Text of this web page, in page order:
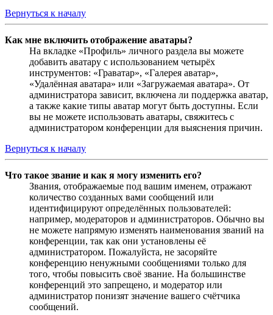
Вернуться к началу
Как мне включить отображение аватары?
На вкладке «Профиль» личного раздела вы можете
добавить аватару с использованием четырёх
инструментов: «Граватар», «Галерея аватар»,
«Удалённая аватара» или «Загружаемая аватара». От
администратора зависит, включена ли поддержка аватар,
а также какие типы аватар могут быть доступны. Если
вы не можете использовать аватары, свяжитесь с
администратором конференции для выяснения причин.
Вернуться к началу
Что такое звание и как я могу изменить его?
Звания, отображаемые под вашим именем, отражают
количество созданных вами сообщений или
идентифицируют определённых пользователей:
например, модераторов и администраторов. Обычно вы
не можете напрямую изменять наименования званий на
конференции, так как они установлены её
администратором. Пожалуйста, не засоряйте
конференцию ненужными сообщениями только для
того, чтобы повысить своё звание. На большинстве
конференций это запрещено, и модератор или
администратор понизят значение вашего счётчика
сообщений.